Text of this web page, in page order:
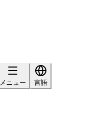
メニュー
言語